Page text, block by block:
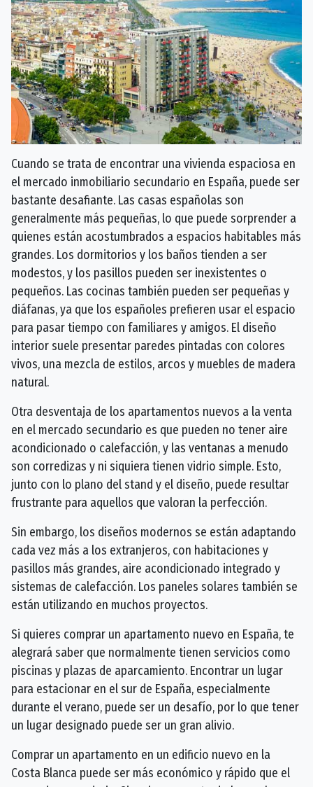
Cuando se trata de encontrar una vivienda espaciosa en
el mercado inmobiliario secundario en España, puede ser
bastante desafiante. Las casas españolas son
generalmente más pequeñas, lo que puede sorprender a
quienes están acostumbrados a espacios habitables más
grandes. Los dormitorios y los baños tienden a ser
modestos, y los pasillos pueden ser inexistentes o
pequeños. Las cocinas también pueden ser pequeñas y
diáfanas, ya que los españoles prefieren usar el espacio
para pasar tiempo con familiares y amigos. El diseño
interior suele presentar paredes pintadas con colores
vivos, una mezcla de estilos, arcos y muebles de madera
natural.
Otra desventaja de los apartamentos nuevos a la venta
en el mercado secundario es que pueden no tener aire
acondicionado o calefacción, y las ventanas a menudo
son corredizas y ni siquiera tienen vidrio simple. Esto,
junto con lo plano del stand y el diseño, puede resultar
frustrante para aquellos que valoran la perfección.
Sin embargo, los diseños modernos se están adaptando
cada vez más a los extranjeros, con habitaciones y
pasillos más grandes, aire acondicionado integrado y
sistemas de calefacción. Los paneles solares también se
están utilizando en muchos proyectos.
Si quieres comprar un apartamento nuevo en España, te
alegrará saber que normalmente tienen servicios como
piscinas y plazas de aparcamiento. Encontrar un lugar
para estacionar en el sur de España, especialmente
durante el verano, puede ser un desafío, por lo que tener
un lugar designado puede ser un gran alivio.
Comprar un apartamento en un edificio nuevo en la
Costa Blanca puede ser más económico y rápido que el